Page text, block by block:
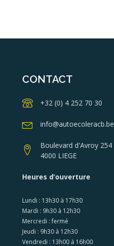
CONTACT
+32 (0) 4 252 70 30
info@autoecoleracb.be
Boulevard d'Avroy 254
4000 LIEGE
Heures d’ouverture
Lundi : 13h30 à 17h30
Mardi : 9h30 à 12h30
Mercredi : fermé
Jeudi : 9h30 à 12h30
Vendredi : 13h00 à 16h00